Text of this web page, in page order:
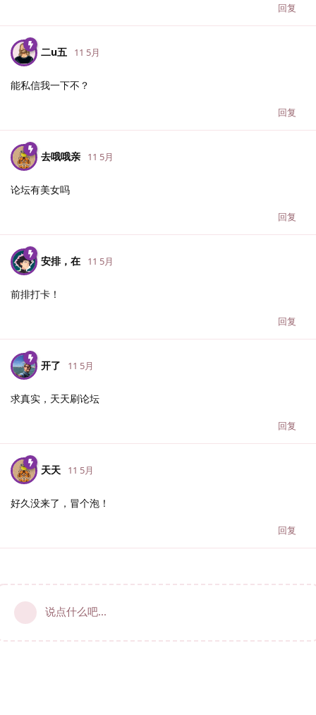
回复
二u五 11 5月
能私信我一下不？
回复
去哦哦亲 11 5月
论坛有美女吗
回复
安排，在 11 5月
前排打卡！
回复
开了 11 5月
求真实，天天刷论坛
回复
天天 11 5月
好久没来了，冒个泡！
回复
说点什么吧...